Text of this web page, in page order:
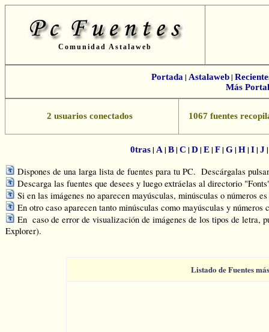
Comunidad Astalaweb
Portada| Astalaweb|
Más
2 usuarios conectados 1067 fuentes
0tras| A | B| C | D | E| F| G| H| I| J
Dispones de una larga lista de fuentes para tu PC. Descárgalas
Descarga las fuentes que desees y luego extráelas al directorio
Si en las imágenes no aparecen mayúsculas, minúsculas o números
En otro caso aparecen tanto minúsculas como mayúsculas y números
En caso de error de visualización de imágenes de los tipos de letra,
Explorer).
Listado de Fuentes